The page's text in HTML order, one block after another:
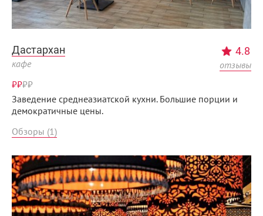
Дастархан
кафе
4.8
отзывы
₽₽₽₽
Заведение среднеазиатской кухни. Большие порции и
демократичные цены.
Обзоры (1)